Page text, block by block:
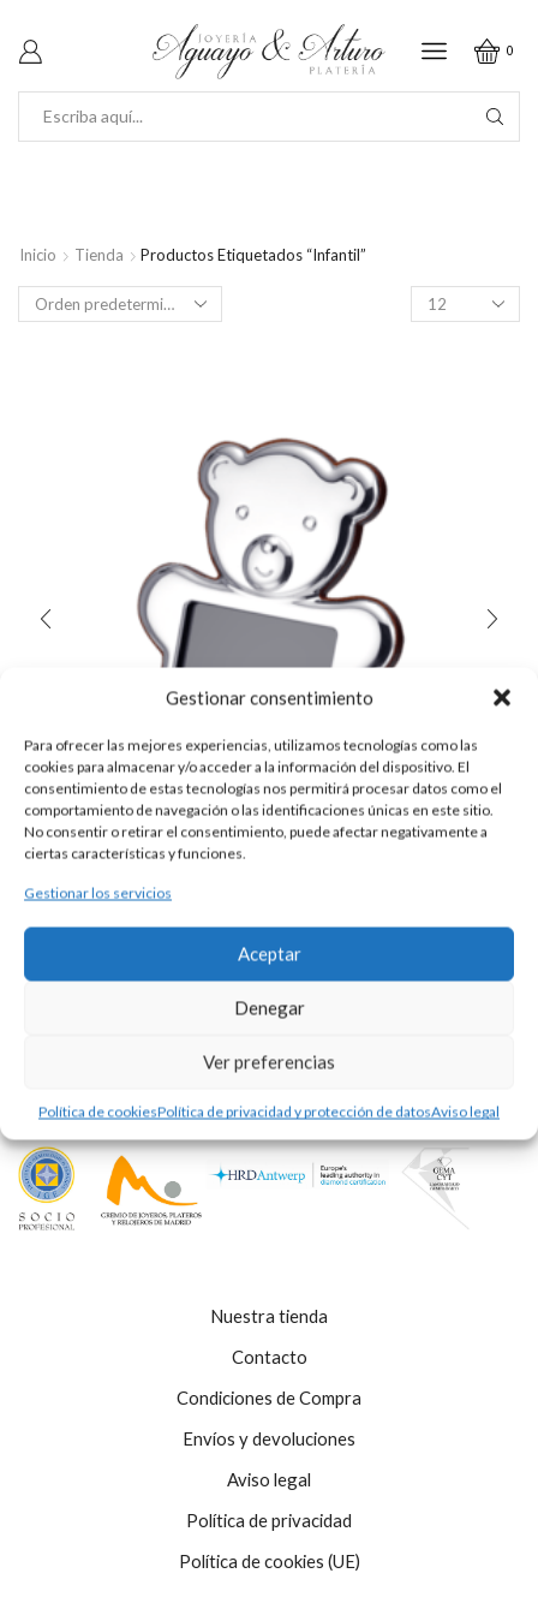
Gestionar consentimiento
Para ofrecer las mejores experiencias, utilizamos tecnologías como las
cookies para almacenar y/o acceder a la información del dispositivo. El
consentimiento de estas tecnologías nos permitirá procesar datos como el
comportamiento de navegación o las identificaciones únicas en este sitio.
No consentir o retirar el consentimiento, puede afectar negativamente a
ciertas características y funciones.
Gestionar los servicios
Aceptar
Denegar
Ver preferencias
Política de cookiesPolítica de privacidad y protección de datosAviso legal
0
Inicio Tienda Productos Etiquetados “Infantil”
Productos
por
MARCO FOTOS PLATA
Marco de fotos infantil realizado en plata con forma de osito.
Nuestra tienda
Contacto
Condiciones de Compra
Envíos y devoluciones
Aviso legal
Política de privacidad
Política de cookies (UE)